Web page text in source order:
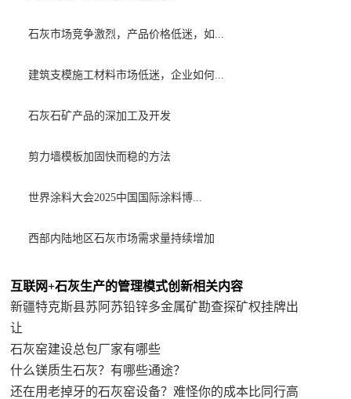
石灰市场竞争激烈，产品价格低迷，如...
建筑支模施工材料市场低迷，企业如何...
石灰石矿产品的深加工及开发
剪力墙模板加固快而稳的方法
世界涂料大会2025中国国际涂料博...
西部内陆地区石灰市场需求量持续增加
互联网+石灰生产的管理模式创新相关内容
新疆特克斯县苏阿苏铅锌多金属矿勘查探矿权挂牌出
让
石灰窑建设总包厂家有哪些
什么镁质生石灰？有哪些通途？
还在用老掉牙的石灰窑设备？难怪你的成本比同行高